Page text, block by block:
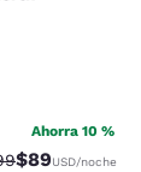
1221
Ahorra 10 %
tachada:
Tarifa
$89USD/noche